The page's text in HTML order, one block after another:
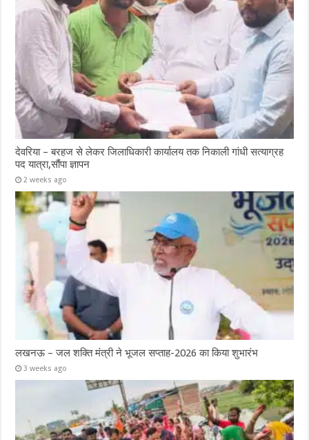
देवरिया – बरहज से लेकर जिलाधिकारी कार्यालय तक निकाली गांधी सत्याग्रह
पद यात्रा,सौंपा ज्ञापन
2 weeks ago
लखनऊ – जल शक्ति मंत्री ने भूजल सप्ताह-2026 का किया शुभारंभ
3 weeks ago